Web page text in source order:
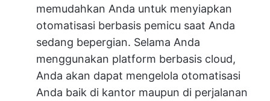
memudahkan Anda untuk menyiapkan
otomatisasi berbasis pemicu saat Anda
sedang bepergian. Selama Anda
menggunakan platform berbasis cloud,
Anda akan dapat mengelola otomatisasi
Anda baik di kantor maupun di perjalanan